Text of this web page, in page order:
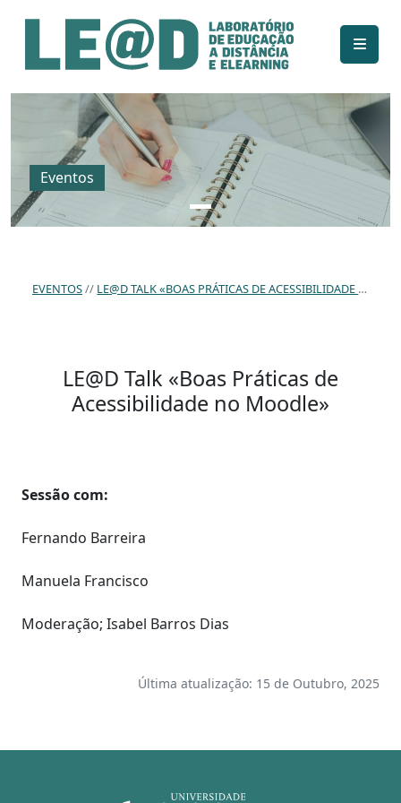
Ir para o conteúdo principal
Informações de acessibilidade
Mapa do site
Eventos
EVENTOS LE@D TALK «BOAS PRÁTICAS DE ACESSIBILIDADE NO MOODLE»
LE@D Talk «Boas Práticas de
Acessibilidade no Moodle»
Sessão com:
Fernando Barreira
Manuela Francisco
Moderação; Isabel Barros Dias
Última atualização: 15 de Outubro, 2025